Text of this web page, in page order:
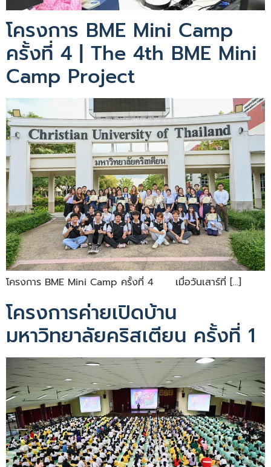
โครงการ BME Mini Camp
ครั้งที่ 4 | The 4th BME Mini
Camp Project
โครงการ BME Mini Camp ครั้งที่ 4 เมื่อวันเสาร์ที่ […]
โครงการค่ายเปิดบ้าน
มหาวิทยาลัยคริสเตียน ครั้งที่ 1